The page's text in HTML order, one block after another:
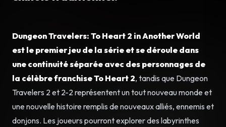
Dungeon Travelers: To Heart 2 in Another World
est le premier jeu de la série et se déroule dans
une continuité séparée avec des personnages de
la célèbre franchise To Heart 2, tandis que Dungeon
Travelers 2 et 2-2 représentent un tout nouveau monde et
une nouvelle histoire remplis de nouveaux alliés, ennemis et
donjons. Les joueurs pourront explorer des labyrinthes